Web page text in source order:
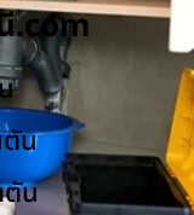
.com
ตัน
ตัน